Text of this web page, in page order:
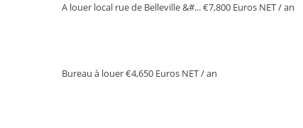
A louer local rue de Belleville &#...€7,800 Euros NET / an
Bureau à louer€4,650 Euros NET / an